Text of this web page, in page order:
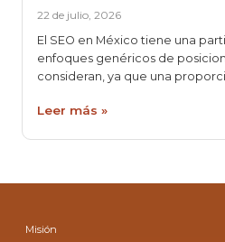
22 de julio, 2026
El SEO en México tiene una
enfoques genéricos de
consideran, ya que una
Leer más »
Misión